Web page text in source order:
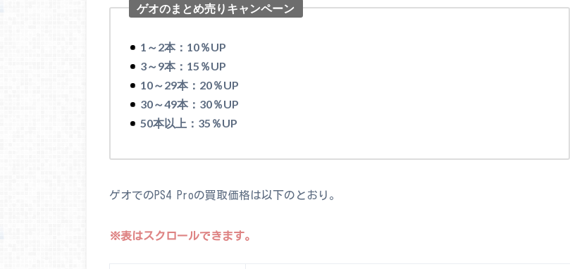
ゲオのまとめ売りキャンペーン
1～2本：10％UP
3～9本：15％UP
10～29本：20％UP
30～49本：30％UP
50本以上：35％UP
ゲオでのPS4 Proの買取価格は以下のとおり。
※表はスクロールできます。